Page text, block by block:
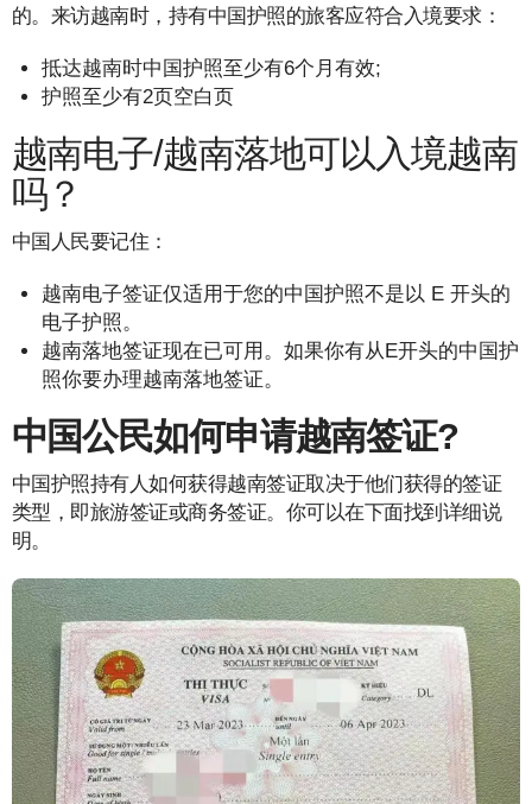
的。来访越南时，持有中国护照的旅客应符合入境要求：
抵达越南时中国护照至少有6个月有效;
护照至少有2页空白页
越南电子/越南落地可以入境越南
吗？
中国人民要记住：
越南电子签证仅适用于您的中国护照不是以 E 开头的
电子护照。
越南落地签证现在已可用。如果你有从E开头的中国护
照你要办理越南落地签证。
中国公民如何申请越南签证?
中国护照持有人如何获得越南签证取决于他们获得的签证
类型，即旅游签证或商务签证。你可以在下面找到详细说
明。